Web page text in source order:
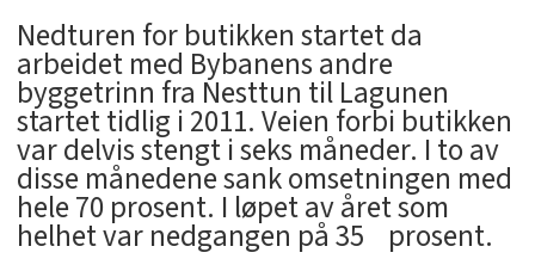
Nedturen for butikken startet da
arbeidet med Bybanens andre
byggetrinn fra Nesttun til Lagunen
startet tidlig i 2011. Veien forbi butikken
var delvis stengt i seks måneder. I to av
disse månedene sank omsetningen med
hele 70 prosent. I løpet av året som
helhet var nedgangen på 35 prosent.